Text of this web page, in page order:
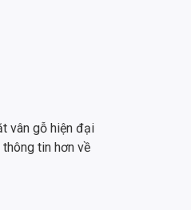
vân gỗ hiện đại
tin hơn về